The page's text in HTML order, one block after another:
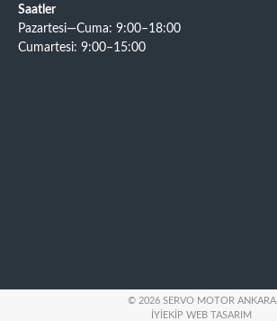
Saatler
Pazartesi—Cuma: 9:00–18:00
Cumartesi: 9:00–15:00
© 2026 SERVO MOTOR ANKARA
İYIEKIP WEB TASARIM